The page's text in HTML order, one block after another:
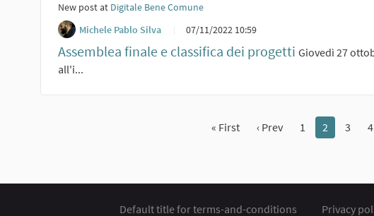
New post at Digitale Bene Comune
Michele Pablo Silva
07/11/2022 10:59
Assemblea finale e classifica dei progetti Giovedì 27
all'i...
« First ‹ Prev 1 2 3 4
Default title for terms-and-conditions
Privacy